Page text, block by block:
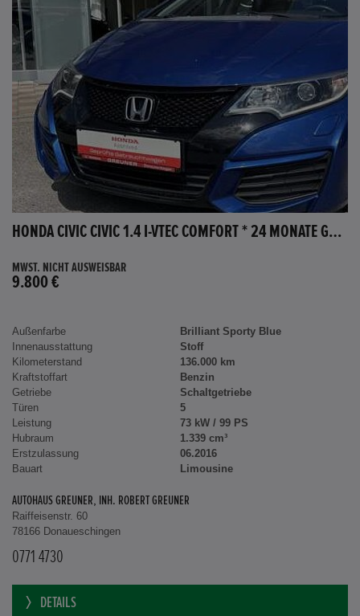
HONDA CIVIC CIVIC 1.4 I-VTEC COMFORT * 24 MONATE GARANTIE *
MWST. NICHT AUSWEISBAR
9.800 €
Außenfarbe
Brilliant Sporty Blue
Innenausstattung
Stoff
Kilometerstand
136.000 km
Kraftstoffart
Benzin
Getriebe
Schaltgetriebe
Türen
5
Leistung
73 kW / 99 PS
Hubraum
1.339 cm³
Erstzulassung
06.2016
Bauart
Limousine
AUTOHAUS GREUNER, INH. ROBERT GREUNER
Raiffeisenstr. 60
78166 Donaueschingen
0771 4730
DETAILS